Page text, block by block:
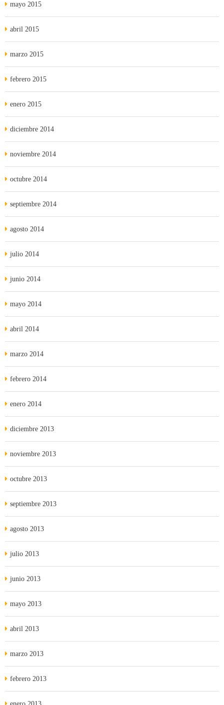
mayo 2015
abril 2015
marzo 2015
febrero 2015
enero 2015
diciembre 2014
noviembre 2014
octubre 2014
septiembre 2014
agosto 2014
julio 2014
junio 2014
mayo 2014
abril 2014
marzo 2014
febrero 2014
enero 2014
diciembre 2013
noviembre 2013
octubre 2013
septiembre 2013
agosto 2013
julio 2013
junio 2013
mayo 2013
abril 2013
marzo 2013
febrero 2013